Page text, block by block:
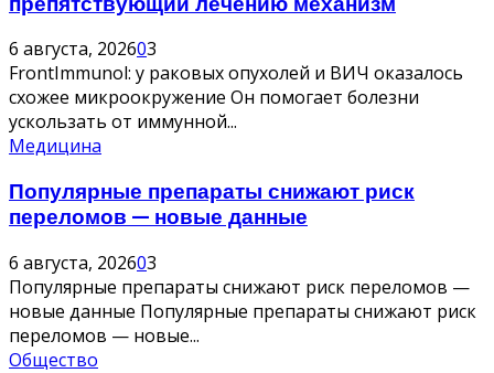
6 августа, 202603
FrontImmunol: у раковых опухолей и ВИЧ оказалось
схожее микроокружение Он помогает болезни
ускользать от иммунной...
Медицина
Популярные препараты снижают риск
переломов — новые данные
6 августа, 202603
Популярные препараты снижают риск переломов —
новые данные Популярные препараты снижают риск
переломов — новые...
Общество